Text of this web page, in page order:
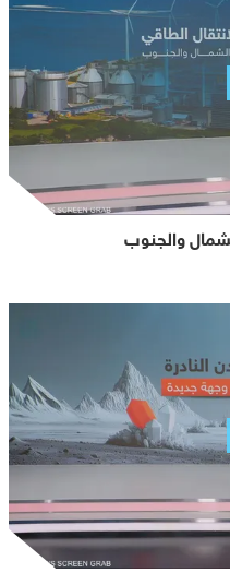
والجنوب